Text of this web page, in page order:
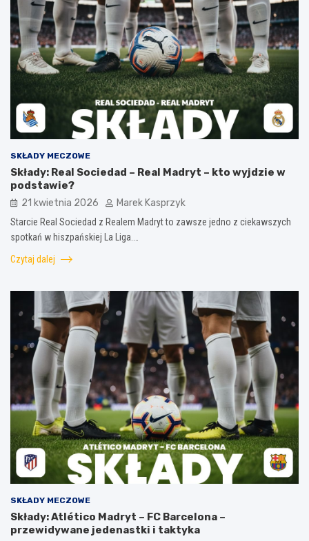
SKŁADY MECZOWE
Składy: Real Sociedad – Real Madryt – kto wyjdzie w
podstawie?
21 kwietnia 2026 Marek Kasprzyk
Starcie Real Sociedad z Realem Madryt to zawsze jedno z ciekawszych
spotkań w hiszpańskiej La Liga.…
Czytaj dalej
SKŁADY MECZOWE
Składy: Atlético Madryt – FC Barcelona –
przewidywane jedenastki i taktyka